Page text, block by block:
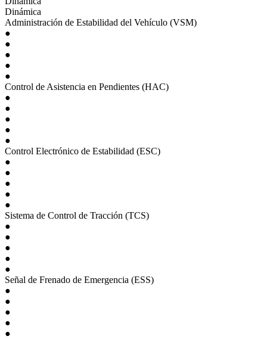
Dinámica
Administración de Estabilidad del Vehículo (VSM)
●
●
●
●
●
Control de Asistencia en Pendientes (HAC)
●
●
●
●
●
Control Electrónico de Estabilidad (ESC)
●
●
●
●
●
Sistema de Control de Tracción (TCS)
●
●
●
●
●
Señal de Frenado de Emergencia (ESS)
●
●
●
●
●